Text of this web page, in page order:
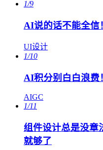
1/9
AI说的话不能全信
UI设计
1/10
AI积分别白白浪费
AIGC
1/11
组件设计总是没章
就够了